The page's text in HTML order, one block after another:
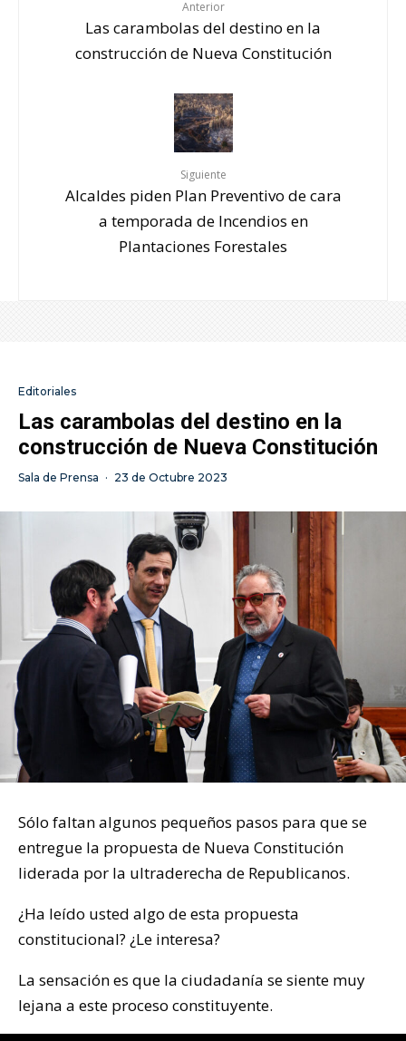
Anterior
Las carambolas del destino en la
construcción de Nueva Constitución
Siguiente
Alcaldes piden Plan Preventivo de cara
a temporada de Incendios en
Plantaciones Forestales
Editoriales
Las carambolas del destino en la
construcción de Nueva Constitución
Sala de Prensa · 23 de Octubre 2023
Sólo faltan algunos pequeños pasos para que se
entregue la propuesta de Nueva Constitución
liderada por la ultraderecha de Republicanos.
¿Ha leído usted algo de esta propuesta
constitucional? ¿Le interesa?
La sensación es que la ciudadanía se siente muy
lejana a este proceso constituyente.